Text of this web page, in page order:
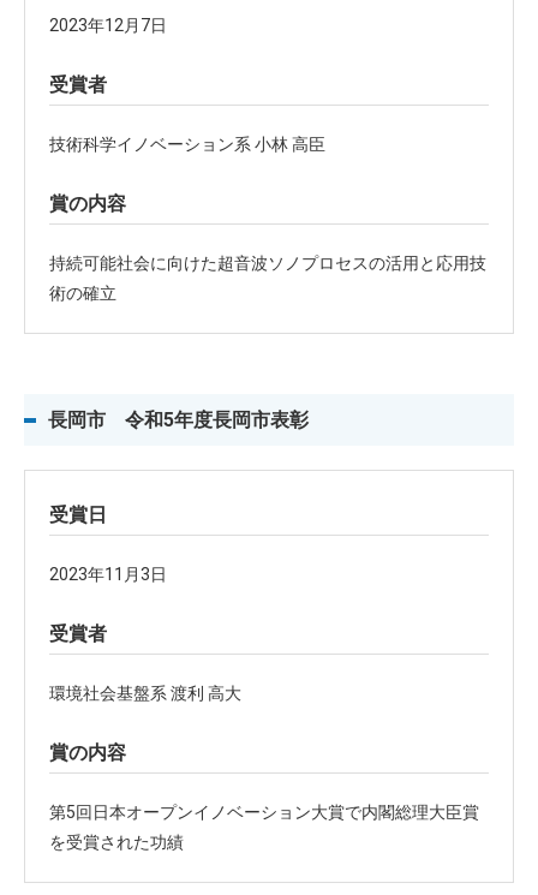
2023年12月7日
受賞者
技術科学イノベーション系 小林 高臣
賞の内容
持続可能社会に向けた超音波ソノプロセスの活用と応用技
術の確立
長岡市 令和5年度長岡市表彰
受賞日
2023年11月3日
受賞者
環境社会基盤系 渡利 高大
賞の内容
第5回日本オープンイノベーション大賞で内閣総理大臣賞
を受賞された功績